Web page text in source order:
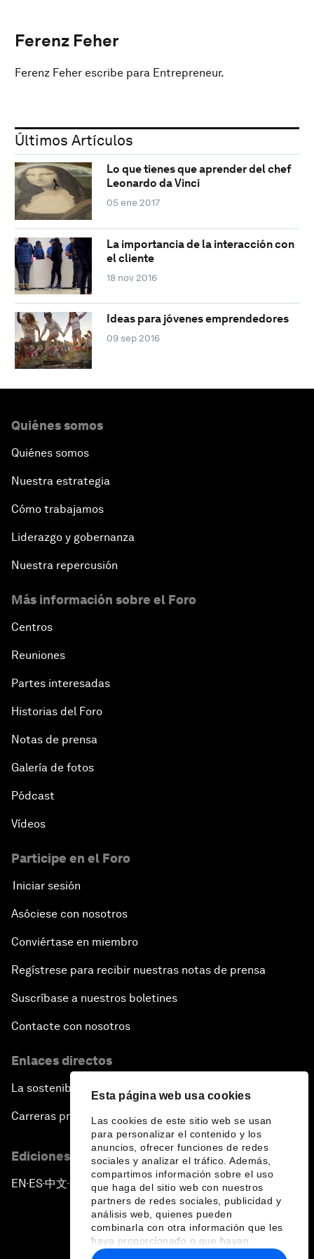
Esta página web usa cookies
Las cookies de este sitio web se usan
para personalizar el contenido y los
anuncios, ofrecer funciones de redes
sociales y analizar el tráfico. Además,
compartimos información sobre el uso
que haga del sitio web con nuestros
partners de redes sociales, publicidad y
análisis web, quienes pueden
combinarla con otra información que les
haya proporcionado o que hayan
recopilado a partir del uso que haya
Ferenz Feher
Ferenz Feher escribe para Entrepreneur.
Últimos Artículos
Lo que tienes que aprender del chef
Leonardo da Vinci
05 ene 2017
La importancia de la interacción con
el cliente
18 nov 2016
Ideas para jóvenes emprendedores
09 sep 2016
Quiénes somos
Quiénes somos
Nuestra estrategia
Cómo trabajamos
Liderazgo y gobernanza
Nuestra repercusión
Más información sobre el Foro
Centros
Reuniones
Partes interesadas
Historias del Foro
Notas de prensa
Galería de fotos
Pódcast
Vídeos
Participe en el Foro
Iniciar sesión
Asóciese con nosotros
Conviértase en miembro
Regístrese para recibir nuestras notas de prensa
Suscríbase a nuestros boletines
Contacte con nosotros
Enlaces directos
La sostenibilidad en el Foro
Carreras profesionales
Ediciones en otros idiomas
EN ▪ ES▪中文▪ 日本語